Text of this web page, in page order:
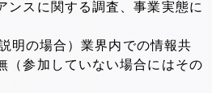
ンスに関する調査、事業実態に
明の場合）業界内での情報共
（参加していない場合にはその